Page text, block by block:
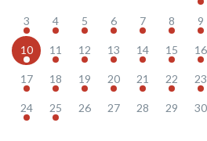
3 4 5 6 7 8 9
10 11 12 13 14 15 16
17 18 19 20 21 22 23
24 25 26 27 28 29 30